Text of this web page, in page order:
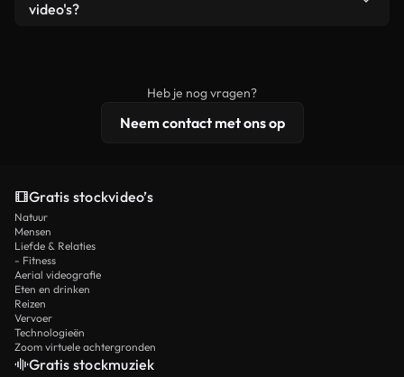
remixen. Zorg er wel voor dat het eindproduct
video's?
licentiebescherming omvat.
Heb je nog vragen?
Neem contact met ons op
Gratis stockvideo’s
Natuur
Mensen
Liefde & Relaties
- Fitness
Aerial videografie
Eten en drinken
Reizen
Vervoer
Technologieën
Zoom virtuele achtergronden
Gratis stockmuziek